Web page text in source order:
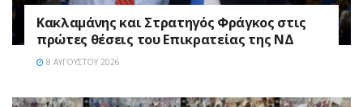
Κακλαμάνης και Στρατηγός Φράγκος στις
πρώτες θέσεις του Επικρατείας της ΝΔ
8 ΑΥΓΟΎΣΤΟΥ 2026